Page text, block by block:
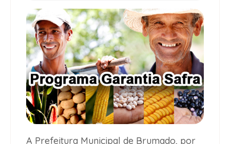
A Prefeitura Municipal de Brumado, por